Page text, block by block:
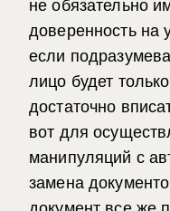
не обязательно
доверенность на
если
лицо будет
достаточно
вот для
манипуляций с
замена